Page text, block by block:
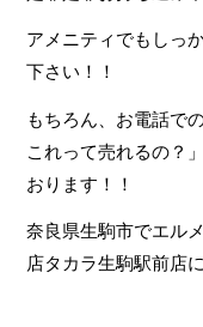
アメニティでもしっ
下さい！！
もちろん、お電話で
これって売れるの？
おります！！
奈良県生駒市でエル
店タカラ生駒駅前店